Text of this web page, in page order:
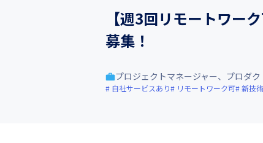
【週3回リモートワー
募集！
プロジェクトマネージャー、プロダク
自社サービスあり リモートワーク可 新技